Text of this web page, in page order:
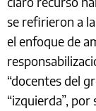
se refirieron a
el enfoque de
“docentes del
“izquierda”,